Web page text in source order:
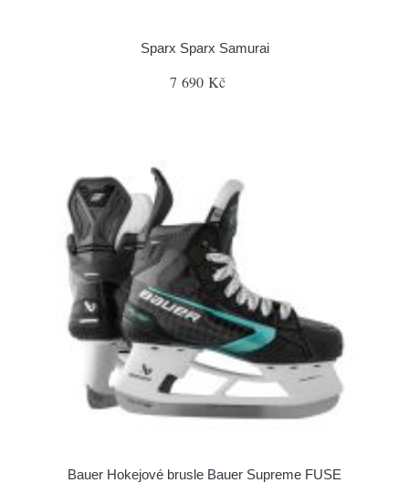
Sparx Sparx Samurai
7 690 Kč
Bauer Hokejové brusle Bauer Supreme FUSE